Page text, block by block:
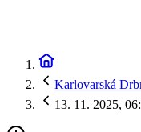
Karlovarská
13. 11. 2025,